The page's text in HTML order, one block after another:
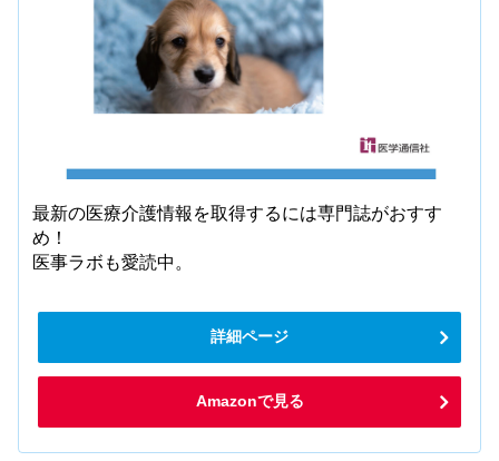
最新の医療介護情報を取得するには専門誌がおすす
め！
医事ラボも愛読中。
詳細ページ
Amazonで見る